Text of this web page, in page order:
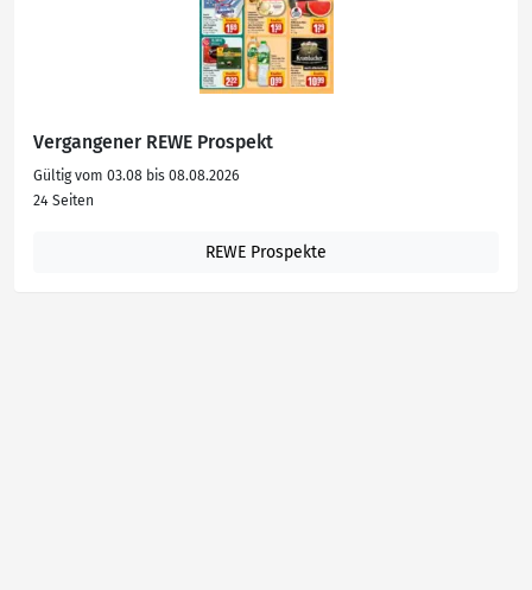
Vergangener REWE Prospekt
Gültig vom 03.08 bis 08.08.2026
24 Seiten
REWE Prospekte